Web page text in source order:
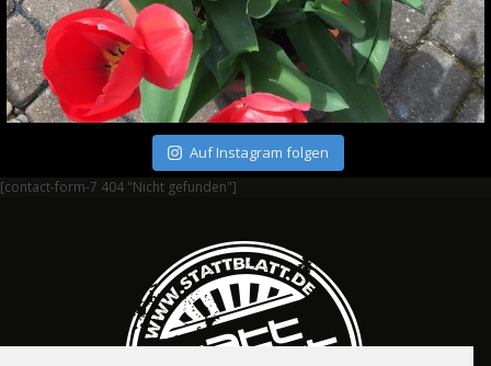
Auf Instagram folgen
[contact-form-7 404 "Nicht gefunden"]